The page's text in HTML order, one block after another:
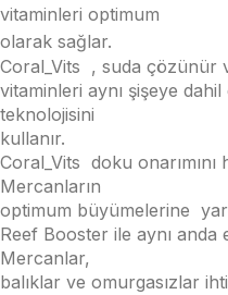
vitaminleri optimum
olarak sağlar.
Coral_Vits , suda çözünür
vitaminleri aynı şişeye
teknolojisini
kullanır.
Coral_Vits doku onarımını
Mercanların
optimum büyümelerine
Reef Booster ile aynı anda
Mercanlar,
balıklar ve omurgasızlar